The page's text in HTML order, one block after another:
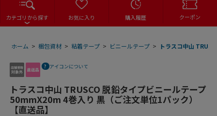
カテゴリから探す お気に入り 購入履歴 クーポン
ホーム > 梱包資材 > 粘着テープ > ビニールテープ > トラスコ中山
アイコンについて
トラスコ中山 TRUSCO 脱鉛タイプビニールテープ
50mmX20m 4巻入り 黒（ご注文単位1パック）
【直送品】